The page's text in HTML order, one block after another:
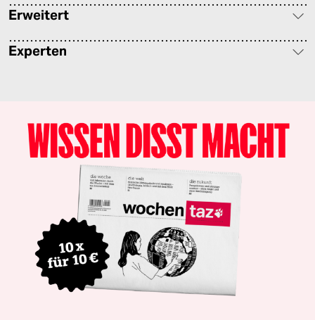
Erweitert
Experten